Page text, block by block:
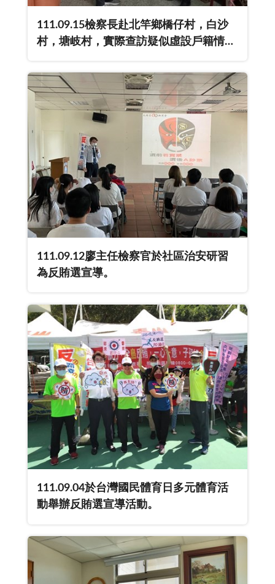
111.09.15檢察長赴北竿鄉橋仔村，白沙
村，塘岐村，實際查訪疑似虛設戶籍情
111.09.12廖主任檢察官於社區治安研習
為反賄選宣導。
111.09.04於台灣國民體育日多元體育活
動舉辦反賄選宣導活動。